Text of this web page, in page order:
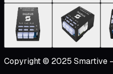
Copyright © 2025 Smartive